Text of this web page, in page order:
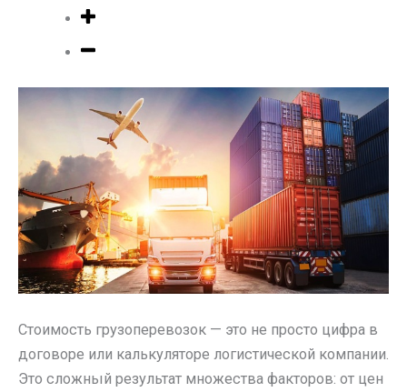
Стоимость грузоперевозок — это не просто цифра в
договоре или калькуляторе логистической компании.
Это сложный результат множества факторов: от цен